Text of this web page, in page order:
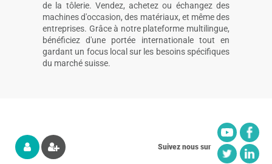
de la tôlerie. Vendez, achetez ou échangez des
machines d'occasion, des matériaux, et même des
entreprises. Grâce à notre plateforme multilingue,
bénéficiez d'une portée internationale tout en
gardant un focus local sur les besoins spécifiques
du marché suisse.
Suivez nous sur